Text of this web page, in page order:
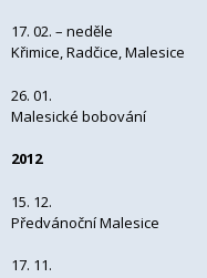
17. 02. – neděle
Křimice, Radčice, Malesice
26. 01.
Malesické bobování
2012
15. 12.
Předvánoční Malesice
17. 11.